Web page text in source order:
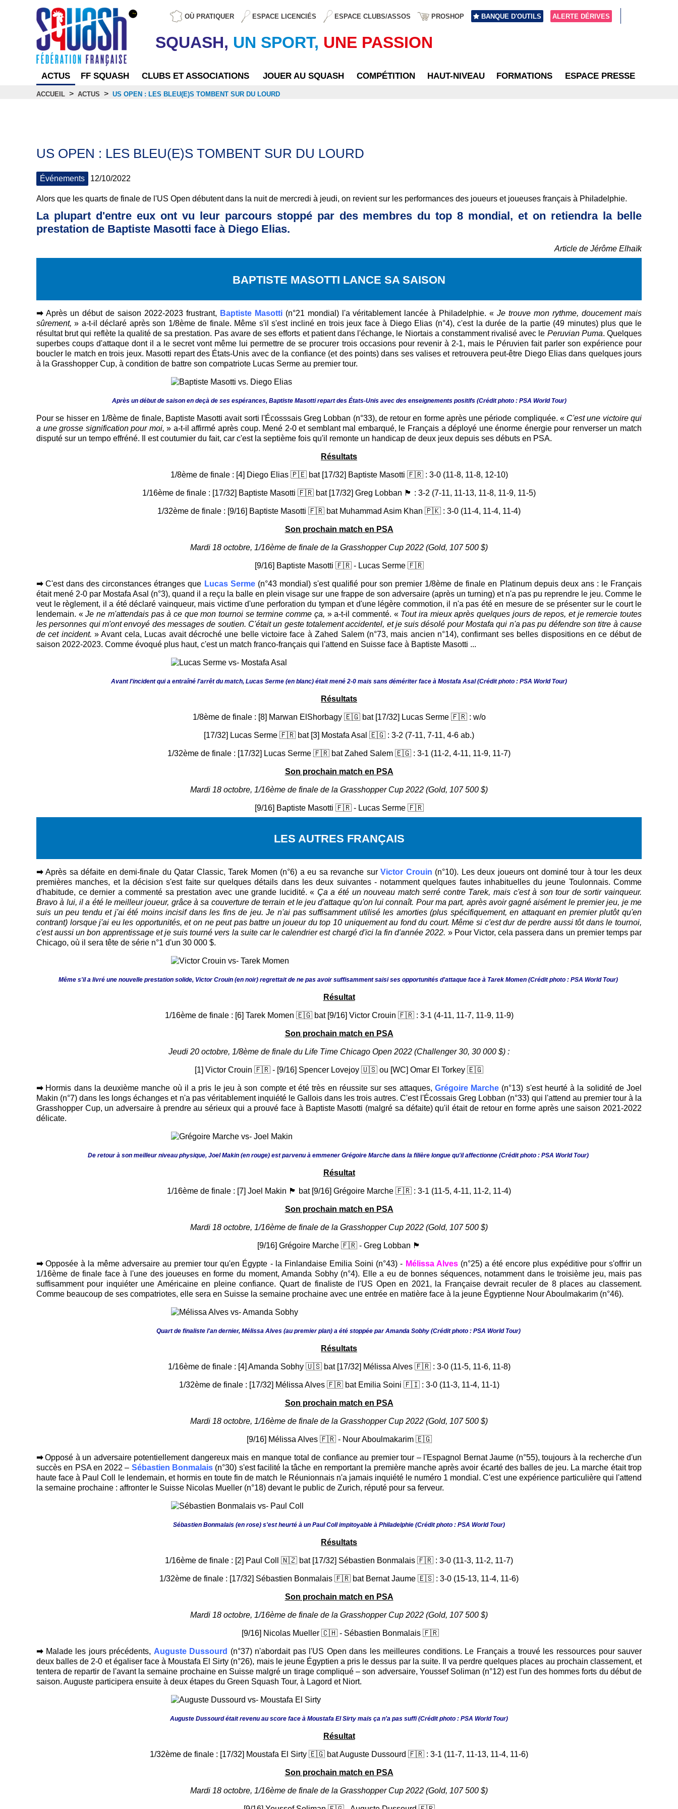
OÙ PRATIQUER ESPACE LICENCIÉS ESPACE CLUBS/ASSOS PROSHOP BANQUE D'OUTILS ALERTE DÉRIVES
SQUASH, UN SPORT, UNE PASSION
ACTUS FF SQUASH CLUBS ET ASSOCIATIONS JOUER AU SQUASH COMPÉTITION HAUT-NIVEAU FORMATIONS ESPACE PRESSE
ACCUEIL > ACTUS > US OPEN : LES BLEU(E)S TOMBENT SUR DU LOURD
US OPEN : LES BLEU(E)S TOMBENT SUR DU LOURD
Événements 12/10/2022
Alors que les quarts de finale de l'US Open débutent dans la nuit de mercredi à jeudi, on revient sur les performances des joueurs et joueuses français à Philadelphie.
La plupart d'entre eux ont vu leur parcours stoppé par des membres du top 8 mondial, et on retiendra la belle
prestation de Baptiste Masotti face à Diego Elias.
Article de Jérôme Elhaïk
BAPTISTE MASOTTI LANCE SA SAISON
➡ Après un début de saison 2022-2023 frustrant, Baptiste Masotti (n°21 mondial) l'a véritablement lancée à Philadelphie. «Je trouve mon rythme, doucement mais
sûrement, » a-t-il déclaré après son 1/8ème de finale. Même s'il s'est incliné en trois jeux face à Diego Elias (n°4), c'est la durée de la partie (49 minutes) plus que le
résultat brut qui reflète la qualité de sa prestation. Pas avare de ses efforts et patient dans l'échange, le Niortais a constamment rivalisé avec le Peruvian Puma. Quelques
superbes coups d'attaque dont il a le secret vont même lui permettre de se procurer trois occasions pour revenir à 2-1, mais le Péruvien fait parler son expérience pour
boucler le match en trois jeux. Masotti repart des États-Unis avec de la confiance (et des points) dans ses valises et retrouvera peut-être Diego Elias dans quelques jours
à la Grasshopper Cup, à condition de battre son compatriote Lucas Serme au premier tour.
Après un début de saison en deçà de ses espérances, Baptiste Masotti repart des États-Unis avec des enseignements positifs (Crédit photo : PSA World Tour)
Pour se hisser en 1/8ème de finale, Baptiste Masotti avait sorti l'Écosssais Greg Lobban (n°33), de retour en forme après une période compliquée. « C'est une victoire qui
a une grosse signification pour moi, » a-t-il affirmé après coup. Mené 2-0 et semblant mal embarqué, le Français a déployé une énorme énergie pour renverser un match
disputé sur un tempo effréné. Il est coutumier du fait, car c'est la septième fois qu'il remonte un handicap de deux jeux depuis ses débuts en PSA.
Résultats
1/8ème de finale : [4] Diego Elias 🇵🇪 bat [17/32] Baptiste Masotti 🇫🇷 : 3-0 (11-8, 11-8, 12-10)
1/16ème de finale : [17/32] Baptiste Masotti 🇫🇷 bat [17/32] Greg Lobban 🏴󠁧󠁢󠁳󠁣󠁴󠁿 : 3-2 (7-11, 11-13, 11-8, 11-9, 11-5)
1/32ème de finale : [9/16] Baptiste Masotti 🇫🇷 bat Muhammad Asim Khan 🇵🇰 : 3-0 (11-4, 11-4, 11-4)
Son prochain match en PSA
Mardi 18 octobre, 1/16ème de finale de la Grasshopper Cup 2022 (Gold, 107 500 $)
[9/16] Baptiste Masotti 🇫🇷 - Lucas Serme 🇫🇷
➡C'est dans des circonstances étranges que Lucas Serme(n°43 mondial) s'est qualifié pour son premier 1/8ème de finale en Platinum depuis deux ans : le Français
était mené 2-0 par Mostafa Asal (n°3), quand il a reçu la balle en plein visage sur une frappe de son adversaire (après un turning) et n'a pas pu reprendre le jeu. Comme le
veut le règlement, il a été déclaré vainqueur, mais victime d'une perforation du tympan et d'une légère commotion, il n'a pas été en mesure de se présenter sur le court le
lendemain. «Je ne m'attendais pas à ce que mon tournoi se termine comme ça, » a-t-il commenté. « Tout ira mieux après quelques jours de repos, et je remercie toutes
les personnes qui m'ont envoyé des messages de soutien. C'était un geste totalement accidentel, et je suis désolé pour Mostafa qui n'a pas pu défendre son titre à cause
de cet incident. » Avant cela, Lucas avait décroché une belle victoire face à Zahed Salem (n°73, mais ancien n°14), confirmant ses belles dispositions en ce début de
saison 2022-2023. Comme évoqué plus haut, c'est un match franco-français qui l'attend en Suisse face à Baptiste Masotti ...
Avant l'incident qui a entraîné l'arrêt du match, Lucas Serme (en blanc) était mené 2-0 mais sans démériter face à Mostafa Asal (Crédit photo : PSA World Tour)
Résultats
1/8ème de finale : [8] Marwan ElShorbagy 🇪🇬 bat [17/32] Lucas Serme 🇫🇷 : w/o
[17/32] Lucas Serme 🇫🇷 bat [3] Mostafa Asal 🇪🇬 : 3-2 (7-11, 7-11, 4-6 ab.)
1/32ème de finale : [17/32] Lucas Serme 🇫🇷 bat Zahed Salem 🇪🇬 : 3-1 (11-2, 4-11, 11-9, 11-7)
Son prochain match en PSA
Mardi 18 octobre, 1/16ème de finale de la Grasshopper Cup 2022 (Gold, 107 500 $)
[9/16] Baptiste Masotti 🇫🇷 - Lucas Serme 🇫🇷
LES AUTRES FRANÇAIS
➡Après sa défaite en demi-finale du Qatar Classic, Tarek Momen (n°6) a eu sa revanche surVictor Crouin (n°10). Les deux joueurs ont dominé tour à tour les deux
premières manches, et la décision s'est faite sur quelques détails dans les deux suivantes - notamment quelques fautes inhabituelles du jeune Toulonnais. Comme
d'habitude, ce dernier a commenté sa prestation avec une grande lucidité. « Ça a été un nouveau match serré contre Tarek, mais c'est à son tour de sortir vainqueur.
Bravo à lui, il a été le meilleur joueur, grâce à sa couverture de terrain et le jeu d'attaque qu'on lui connaît. Pour ma part, après avoir gagné aisément le premier jeu, je me
suis un peu tendu et j'ai été moins incisif dans les fins de jeu. Je n'ai pas suffisamment utilisé les amorties (plus spécifiquement, en attaquant en premier plutôt qu'en
contrant) lorsque j'ai eu les opportunités, et on ne peut pas battre un joueur du top 10 uniquement au fond du court. Même si c'est dur de perdre aussi tôt dans le tournoi,
c'est aussi un bon apprentissage et je suis tourné vers la suite car le calendrier est chargé d'ici la fin d'année 2022. » Pour Victor, cela passera dans un premier temps par
Chicago, où il sera tête de série n°1 d'un 30 000 $.
Même s'il a livré une nouvelle prestation solide, Victor Crouin (en noir) regrettait de ne pas avoir suffisamment saisi ses opportunités d'attaque face à Tarek Momen (Crédit photo : PSA World Tour)
Résultat
1/16ème de finale : [6] Tarek Momen 🇪🇬 bat [9/16] Victor Crouin 🇫🇷 : 3-1 (4-11, 11-7, 11-9, 11-9)
Son prochain match en PSA
Jeudi 20 octobre, 1/8ème de finale du Life Time Chicago Open 2022 (Challenger 30, 30 000 $) :
[1] Victor Crouin 🇫🇷 - [9/16] Spencer Lovejoy 🇺🇸 ou [WC] Omar El Torkey 🇪🇬
➡ Hormis dans la deuxième manche où il a pris le jeu à son compte et été très en réussite sur ses attaques, Grégoire Marche (n°13) s'est heurté à la solidité de Joel
Makin (n°7) dans les longs échanges et n'a pas véritablement inquiété le Gallois dans les trois autres. C'est l'Écossais Greg Lobban (n°33) qui l'attend au premier tour à la
Grasshopper Cup, un adversaire à prendre au sérieux qui a prouvé face à Baptiste Masotti (malgré sa défaite) qu'il était de retour en forme après une saison 2021-2022
délicate.
De retour à son meilleur niveau physique, Joel Makin (en rouge) est parvenu à emmener Grégoire Marche dans la filière longue qu'il affectionne (Crédit photo : PSA World Tour)
Résultat
1/16ème de finale : [7] Joel Makin 🏴󠁧󠁢󠁷󠁬󠁳󠁿 bat [9/16] Grégoire Marche 🇫🇷 : 3-1 (11-5, 4-11, 11-2, 11-4)
Son prochain match en PSA
Mardi 18 octobre, 1/16ème de finale de la Grasshopper Cup 2022 (Gold, 107 500 $)
[9/16] Grégoire Marche 🇫🇷 - Greg Lobban 🏴󠁧󠁢󠁳󠁣󠁴󠁿
➡Opposée à la même adversaire au premier tour qu'en Égypte - la Finlandaise Emilia Soini (n°43) - Mélissa Alves(n°25) a été encore plus expéditive pour s'offrir un
1/16ème de finale face à l'une des joueuses en forme du moment, Amanda Sobhy (n°4). Elle a eu de bonnes séquences, notamment dans le troisième jeu, mais pas
suffisamment pour inquiéter une Américaine en pleine confiance. Quart de finaliste de l'US Open en 2021, la Française devrait reculer de 8 places au classement.
Comme beaucoup de ses compatriotes, elle sera en Suisse la semaine prochaine avec une entrée en matière face à la jeune Égyptienne Nour Aboulmakarim (n°46).
Quart de finaliste l'an dernier, Mélissa Alves (au premier plan) a été stoppée par Amanda Sobhy (Crédit photo : PSA World Tour)
Résultats
1/16ème de finale : [4] Amanda Sobhy 🇺🇸 bat [17/32] Mélissa Alves 🇫🇷 : 3-0 (11-5, 11-6, 11-8)
1/32ème de finale : [17/32] Mélissa Alves 🇫🇷 bat Emilia Soini 🇫🇮 : 3-0 (11-3, 11-4, 11-1)
Son prochain match en PSA
Mardi 18 octobre, 1/16ème de finale de la Grasshopper Cup 2022 (Gold, 107 500 $)
[9/16] Mélissa Alves 🇫🇷 - Nour Aboulmakarim 🇪🇬
➡Opposé à un adversaire potentiellement dangereux mais en manque total de confiance au premier tour – l'Espagnol Bernat Jaume (n°55), toujours à la recherche d'un
succès en PSA en 2022 – Sébastien Bonmalais (n°30) s'est facilité la tâche en remportant la première manche après avoir écarté des balles de jeu. La marche était trop
haute face à Paul Coll le lendemain, et hormis en toute fin de match le Réunionnais n'a jamais inquiété le numéro 1 mondial. C'est une expérience particulière qui l'attend
la semaine prochaine : affronter le Suisse Nicolas Mueller (n°18) devant le public de Zurich, réputé pour sa ferveur.
Sébastien Bonmalais (en rose) s'est heurté à un Paul Coll impitoyable à Philadelphie (Crédit photo : PSA World Tour)
Résultats
1/16ème de finale : [2] Paul Coll 🇳🇿 bat [17/32] Sébastien Bonmalais 🇫🇷 : 3-0 (11-3, 11-2, 11-7)
1/32ème de finale : [17/32] Sébastien Bonmalais 🇫🇷 bat Bernat Jaume 🇪🇸 : 3-0 (15-13, 11-4, 11-6)
Son prochain match en PSA
Mardi 18 octobre, 1/16ème de finale de la Grasshopper Cup 2022 (Gold, 107 500 $)
[9/16] Nicolas Mueller 🇨🇭 - Sébastien Bonmalais 🇫🇷
➡ Malade les jours précédents, Auguste Dussourd (n°37) n'abordait pas l'US Open dans les meilleures conditions. Le Français a trouvé les ressources pour sauver
deux balles de 2-0 et égaliser face à Moustafa El Sirty (n°26), mais le jeune Égyptien a pris le dessus par la suite. Il va perdre quelques places au prochain classement, et
tentera de repartir de l'avant la semaine prochaine en Suisse malgré un tirage compliqué – son adversaire, Youssef Soliman (n°12) est l'un des hommes forts du début de
saison. Auguste participera ensuite à deux étapes du Green Squash Tour, à Lagord et Niort.
Auguste Dussourd était revenu au score face à Moustafa El Sirty mais ça n'a pas suffi (Crédit photo : PSA World Tour)
Résultat
1/32ème de finale : [17/32] Moustafa El Sirty 🇪🇬 bat Auguste Dussourd 🇫🇷 : 3-1 (11-7, 11-13, 11-4, 11-6)
Son prochain match en PSA
Mardi 18 octobre, 1/16ème de finale de la Grasshopper Cup 2022 (Gold, 107 500 $)